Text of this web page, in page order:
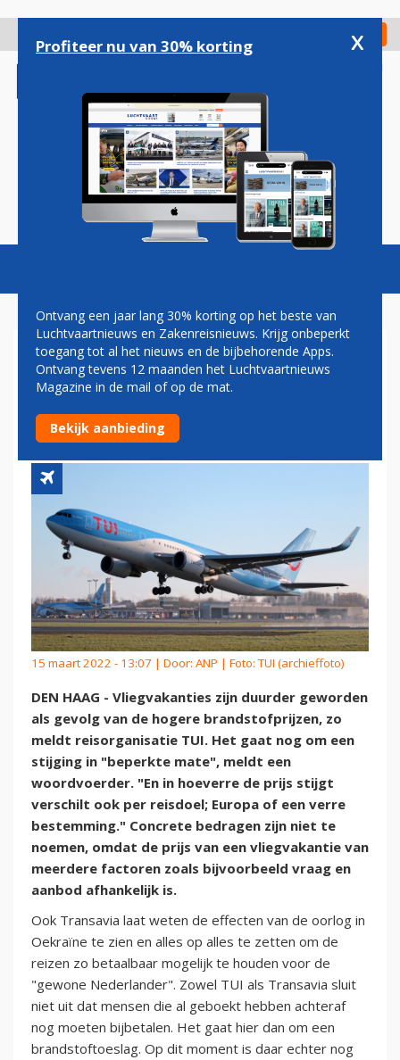
gaan
Check in
Magazine Podcasts Vacatures
TUI: VLIEGVAKANTIE
DUURDER DOOR
BRANDSTOFPRIJZEN
15 maart 2022 - 13:07 | Door: ANP | Foto: TUI (archieffoto)
DEN HAAG - Vliegvakanties zijn duurder geworden
als gevolg van de hogere brandstofprijzen, zo
meldt reisorganisatie TUI. Het gaat nog om een
stijging in "beperkte mate", meldt een
woordvoerder. "En in hoeverre de prijs stijgt
verschilt ook per reisdoel; Europa of een verre
bestemming." Concrete bedragen zijn niet te
noemen, omdat de prijs van een vliegvakantie van
meerdere factoren zoals bijvoorbeeld vraag en
aanbod afhankelijk is.
Ook Transavia laat weten de effecten van de oorlog in
Oekraïne te zien en alles op alles te zetten om de
reizen zo betaalbaar mogelijk te houden voor de
"gewone Nederlander". Zowel TUI als Transavia sluit
niet uit dat mensen die al geboekt hebben achteraf
nog moeten bijbetalen. Het gaat hier dan om een
brandstoftoeslag. Op dit moment is daar echter nog
Profiteer nu van 30% korting x
Ontvang een jaar lang 30% korting op het beste van
Luchtvaartnieuws en Zakenreisnieuws. Krijg onbeperkt
toegang tot al het nieuws en de bijbehorende Apps.
Ontvang tevens 12 maanden het Luchtvaartnieuws
Magazine in de mail of op de mat.
Bekijk aanbieding